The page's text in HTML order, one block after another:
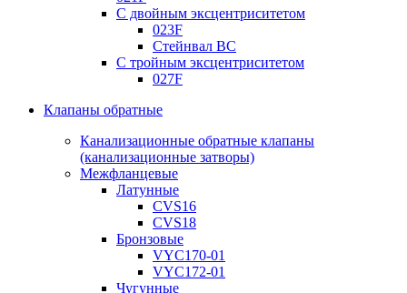
С двойным эксцентриситетом
023F
Стейнвал BC
С тройным эксцентриситетом
027F
Клапаны обратные
Канализационные обратные клапаны
(канализационные затворы)
Межфланцевые
Латунные
CVS16
CVS18
Бронзовые
VYC170-01
VYC172-01
Чугунные